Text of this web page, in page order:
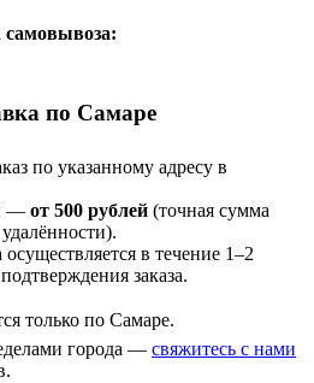
по Самаре
по указанному адресу в
— от 500 рублей (точная сумма
осуществляется в течение 1–2
заказа.
только по Самаре.
города — свяжитесь с нами